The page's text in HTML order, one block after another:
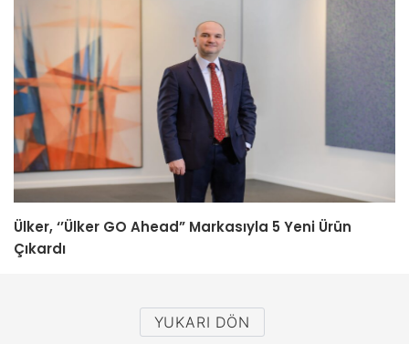
Ülker, ‘’Ülker GO Ahead” Markasıyla 5 Yeni Ürün
Çıkardı
YUKARI DÖN